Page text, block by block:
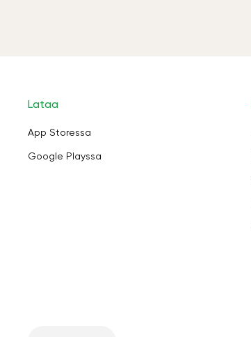
Lataa
App Storessa
Google Playssa